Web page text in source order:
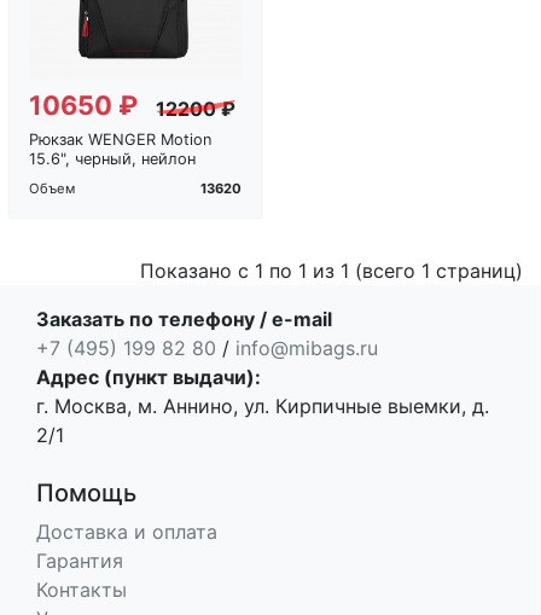
10650 ₽ 12200 ₽
Рюкзак WENGER Motion
15.6", черный, нейлон
Объем 13620
Показано с 1 по 1 из 1 (всего 1 страниц)
Заказать по телефону / e-mail
+7 (495) 199 82 80 / info@mibags.ru
Адрес (пункт выдачи):
г. Москва, м. Аннино, ул. Кирпичные выемки, д.
2/1
Помощь
Доставка и оплата
Гарантия
Контакты